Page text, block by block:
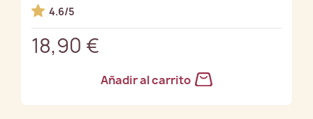
4.6/5
18,90 €
Añadir al carrito